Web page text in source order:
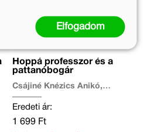
Hoppá professzor és a
pattanóbogár
Csájiné Knézics Anikó,
Eredeti ár:
1 699 Ft
Elfogadom